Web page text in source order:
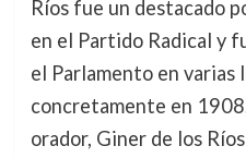
Ríos fue un destacado
en el Partido Radical y
el Parlamento en varias
concretamente en
orador, Giner de los